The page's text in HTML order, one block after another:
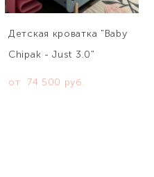
Детская кроватка "Baby
Chipak - Just 3.0"
от 74 500 pуб.